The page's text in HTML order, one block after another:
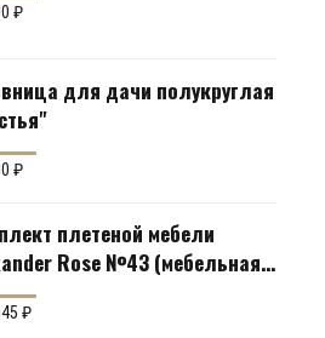
₽
для дачи полукруглая
₽
плетеной мебели
Rose №43 (мебельная
для гостиной или
₽